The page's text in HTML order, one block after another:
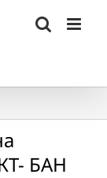
БАН